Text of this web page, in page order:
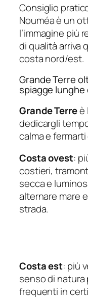
Consiglio
Nouméa è un
l’immagine più
di qualità arriva
costa nord/est.
Grande Terre
spiagge lunghe
Grande Terreè
dedicargli
calma e
Costa ovest:
costieri,
secca e
alternare mare
strada.
Costa est: più
senso di
frequenti in